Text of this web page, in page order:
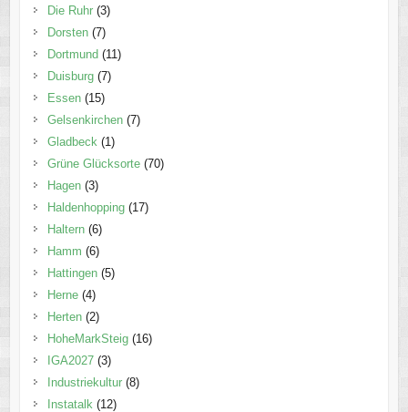
Die Ruhr(3)
Dorsten(7)
Dortmund (11)
Duisburg(7)
Essen(15)
Gelsenkirchen(7)
Gladbeck (1)
Grüne Glücksorte(70)
Hagen(3)
Haldenhopping(17)
Haltern(6)
Hamm (6)
Hattingen(5)
Herne(4)
Herten(2)
HoheMarkSteig(16)
IGA2027(3)
Industriekultur(8)
Instatalk (12)